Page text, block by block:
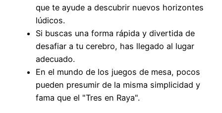
que te ayude a descubrir nuevos horizontes
lúdicos.
Si buscas una forma rápida y divertida de
desafiar a tu cerebro, has llegado al lugar
adecuado.
En el mundo de los juegos de mesa, pocos
pueden presumir de la misma simplicidad y
fama que el "Tres en Raya".